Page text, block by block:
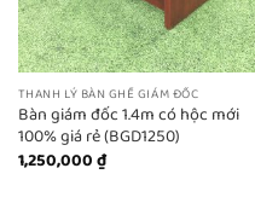
THANH LÝ BÀN GHẾ GIÁM ĐỐC
Bàn giám đốc 1.4m có hộc mới
100% giá rẻ (BGD1250)
1,250,000₫